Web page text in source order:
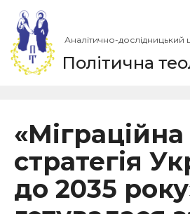
Аналітично-дослідницький
Політична
«Міграційна
стратегія
до 2035